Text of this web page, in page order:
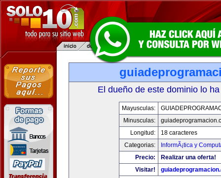
El dueño de este dominio lo
Mayusculas:
Minusculas:
Longitud:
18 caracteres
Categorias:
InformÃ¡tica y
Precio:
Realizar una oferta!
Visitar!